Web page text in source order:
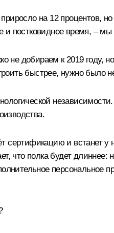
на 12
и постковидное время, –
не добираем к 2019 году,
быстрее, нужно было
сертификацию и встанет у
что полка будет
персональное